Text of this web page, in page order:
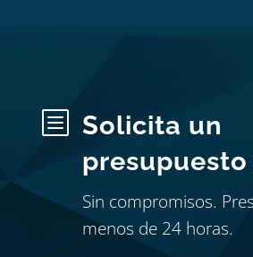
b
Solicita un
presupuesto
Sin compromisos.
menos de 24 horas.